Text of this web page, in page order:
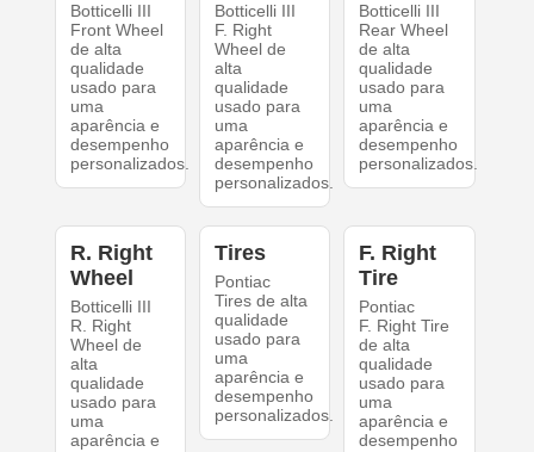
Botticelli III
Front Wheel
de alta
qualidade
usado para
uma
aparência e
desempenho
personalizados.
Botticelli III
F. Right
Wheel de
alta
qualidade
usado para
uma
aparência e
desempenho
personalizados.
Botticelli III
Rear Wheel
de alta
qualidade
usado para
uma
aparência e
desempenho
personalizados.
R. Right
Wheel
Botticelli III
R. Right
Wheel de
alta
qualidade
usado para
uma
aparência e
Tires
Pontiac
Tires de alta
qualidade
usado para
uma
aparência e
desempenho
personalizados.
F. Right
Tire
Pontiac
F. Right Tire
de alta
qualidade
usado para
uma
aparência e
desempenho